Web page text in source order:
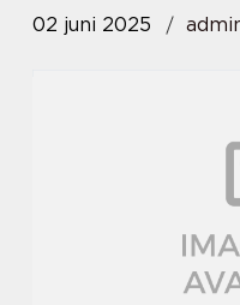
02 juni 2025